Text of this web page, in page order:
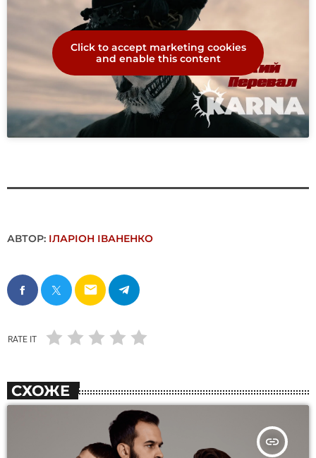
Click to accept marketing cookies
and enable this content
АВТОР: ІЛАРІОН ІВАНЕНКО
email
RATE IT
СХОЖЕ
insert_link